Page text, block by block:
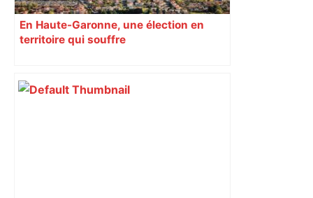
En Haute-Garonne, une élection en
territoire qui souffre